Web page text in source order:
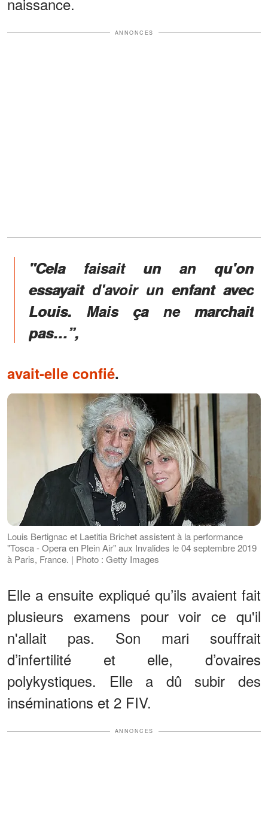
ANNONCES
"Cela faisait un an qu'on
essayait d'avoir un enfant avec
Louis. Mais ça ne marchait
pas…”,
avait-elle confié.
Louis Bertignac et Laetitia Brichet assistent à la performance
"Tosca - Opera en Plein Air" aux Invalides le 04 septembre 2019
à Paris, France. | Photo : Getty Images
Elle a ensuite expliqué qu’ils avaient fait
plusieurs examens pour voir ce qu'il
n'allait pas. Son mari souffrait
d’infertilité et elle, d’ovaires
polykystiques. Elle a dû subir des
inséminations et 2 FIV.
ANNONCES